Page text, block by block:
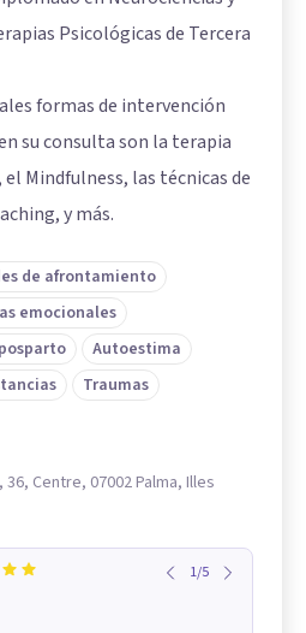
Psicológicas de Tercera
formas de intervención
su consulta son la terapia
Mindfulness, las técnicas de
y más.
de afrontamiento
emocionales
Autoestima
Traumas
Centre, 07002 Palma, Illes
1/5